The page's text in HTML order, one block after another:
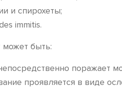
и спирохеты;
immitis.
быть:
поражает
проявляется в виде